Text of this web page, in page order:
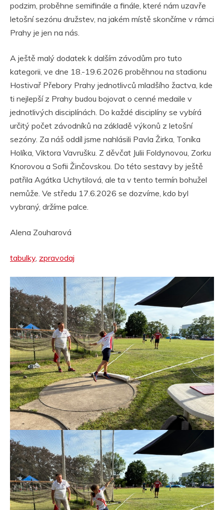
podzim, proběhne semifinále a finále, které nám uzavře
letošní sezónu družstev, na jakém místě skončíme v rámci
Prahy je jen na nás.
A ještě malý dodatek k dalším závodům pro tuto
kategorii, ve dne 18.-19.6.2026 proběhnou na stadionu
Hostivař Přebory Prahy jednotlivců mladšího žactva, kde
ti nejlepší z Prahy budou bojovat o cenné medaile v
jednotlivých disciplínách. Do každé disciplíny se vybírá
určitý počet závodníků na základě výkonů z letošní
sezóny. Za náš oddíl jsme nahlásili Pavla Žirka, Toníka
Holíka, Viktora Vavrušku. Z děvčat Julii Foldynovou, Zorku
Knorovou a Sofii Žinčovskou. Do této sestavy by ještě
patřila Agátka Uchytilová, ale ta v tento termín bohužel
nemůže. Ve středu 17.6.2026 se dozvíme, kdo byl
vybraný, držíme palce.
Alena Zouharová
tabulky, zpravodaj